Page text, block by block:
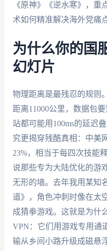
《原神》《逆水寒》，重
术如何精准解决海外党痛点
为什么你的国
幻灯片
物理距离是最残忍的规则
距离11000公里，数据包
站都可能用100ms的延迟
究更揭穿残酷真相：中美
23%，相当于每四次技能
说那些专为大陆优化的游
无形的墙。去年我用某知
道》，角色冲刺时像在太
成猜拳游戏。这就是为什
VPN：它们用游戏专用通
输从乡间小路升级成磁悬